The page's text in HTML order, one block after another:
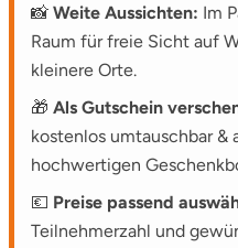
📸 Weite Aussichten: Im
Raum für freie Sicht auf
kleinere Orte.
🎁 Als Gutschein
kostenlos umtauschbar &
hochwertigen
💶 Preise passend
Teilnehmerzahl und